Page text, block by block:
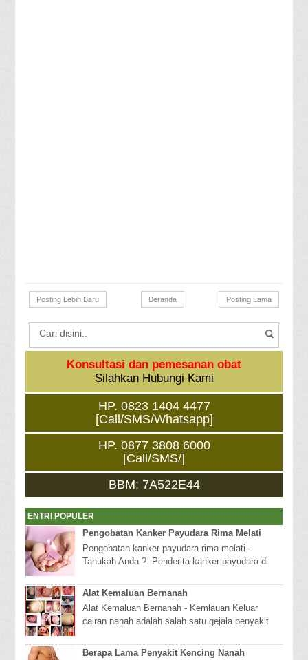
Posting Lebih Baru Posting Lama
Beranda
Konsultasi dan pemesanan obat
Silahkan Hubungi Kami
HP. 0823 1404 4477
[Call/SMS/Whatsapp]
HP. 0877 3808 6000
[Call/SMS/]
BBM: 7A522E44
ENTRI POPULER
Pengobatan Kanker Payudara Rima Melati
Pengobatan kanker payudara rima melati -
Tahukah Anda ? Penderita kanker payudara di
100.000 pe...
Alat Kemaluan Bernanah
Alat Kemaluan Bernanah - Kemlauan Keluar
cairan nanah adalah salah satu gejala penyakit
sedikit...
Berapa Lama Penyakit Kencing Nanah